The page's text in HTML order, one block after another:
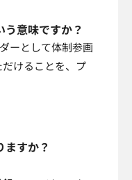
意味ですか？
ーとして体制参画
けることを、プ
すか？